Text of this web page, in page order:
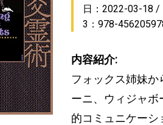
日：2022-03-18
3：978-
内容紹介:
フォックス姉妹
ーニ、ウィジャ
的コミュニケー